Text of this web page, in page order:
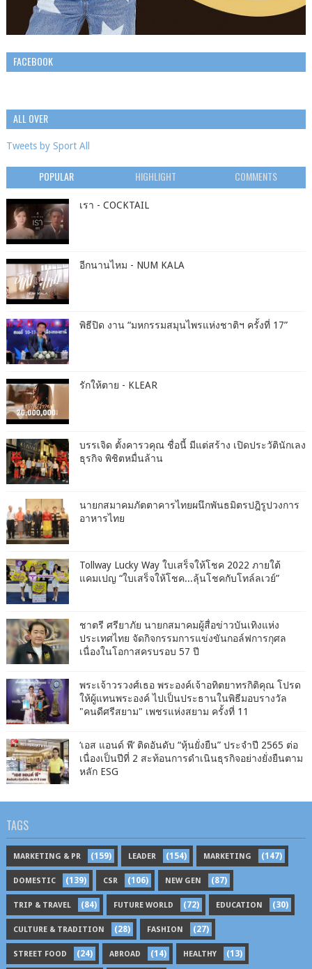
FACEBOOK
ALL OVER
Tweets by Sport All
POPULAR HIGHLIGHT COMMENTS
เรา - COCKTAIL
อีกนานไหม - NUM KALA
พิธีปิด งาน “มหกรรมสมุนไพรแห่งชาติฯ ครั้งที่ 17”
รักให้ตาย - KLEAR
บรรเจิด ตั้งคารวคุณ ชื่อนี้ มีแต่สร้าง เปิดประวัตินักเลง
ธุรกิจ พิชิตหมื่นล้าน
นายกสมาคมภัตตาคารไทยผนึกพันธมิตรปฎิรูปวงการ
อาหารไทย
Tollway Lucky Way ใบเสร็จให้โชค 2022 ภายใต้
แคมเปญ “ใบเสร็จให้โชค...ลุ้นโชคกับโทล์ลเวย์”
ชาตรี​ ศรียาภัย​ นายกสมาคม​ผู้​สื่อข่าว​บันเทิง​แห่ง​
ประเทศไทย​ จัดกิจกรรม​การแข่งขัน​กอล์ฟ​การ​กุศล​
เนื่อง​ใน​โอกาสครบรอบ​ 57​ ปี
พระเจ้าวรวงศ์เธอ พระองค์เจ้าอทิตยาทรกิติคุณ โปรด
ให้ผู้แทนพระองค์ ไปเป็นประธานในพิธีมอบรางวัล
"คนดีศรีสยาม" เพชรแห่งสยาม ครั้งที่ 11
‘เอส แอนด์ พี’ ติดอันดับ “หุ้นยั่งยืน” ประจำปี 2565 ต่อ
เนื่องเป็นปีที่ 2 สะท้อนการดำเนินธุรกิจอย่างยั่งยืนตาม
หลัก ESG
TAGS
MARKETING & PR (159) LEADER (154) MARKETING (147)
DOMESTIC (139) CSR (106) NEW GEN (87)
TRIP & TRAVEL (84) FUTURE WORLD (72) EDUCATION (30)
CULTURE & TRADITION (28) FASHION (27)
STREET FOOD (24) ABROAD (14) HEALTHY (13)